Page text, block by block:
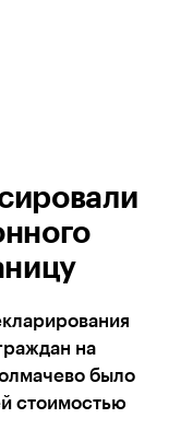
на
было
стоимостью